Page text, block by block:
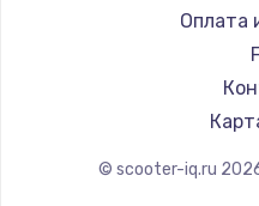
Установка /
Оплата
© scooter-iq.ru